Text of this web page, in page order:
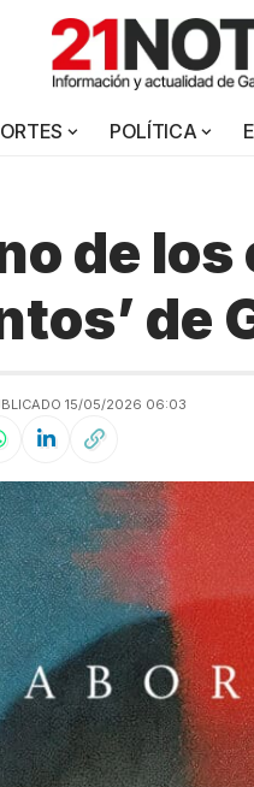
POLÍTICA
de
de
15/05/2026 06:03